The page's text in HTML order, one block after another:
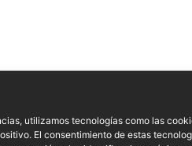
utilizamos tecnologías como las
El consentimiento de estas